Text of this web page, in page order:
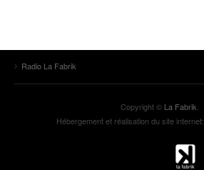
Radio La Fabrik
Copyright © La Fabrik
Hébergement et réalisation du site internet: